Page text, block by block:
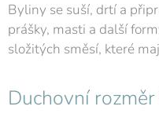
Byliny se suší, drtí a
prášky, masti a další
složitých směsí, které
Duchovní